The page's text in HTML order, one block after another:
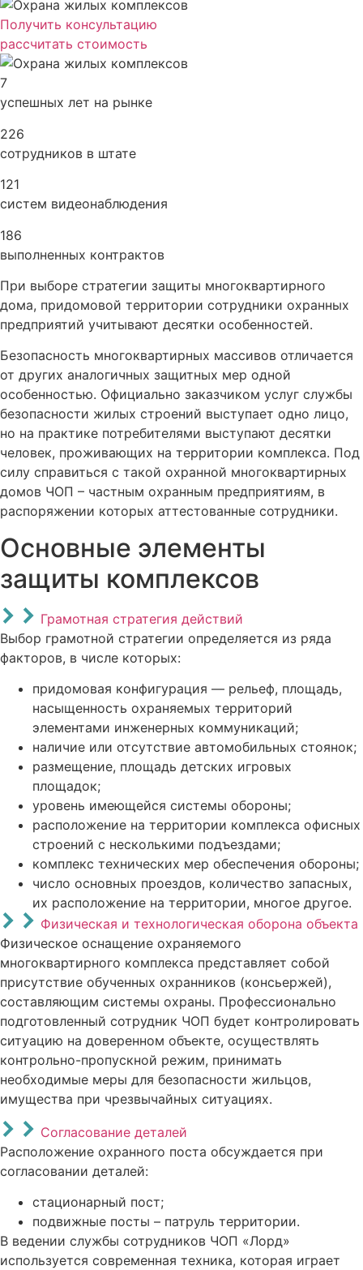
Получить консультацию
рассчитать стоимость
7
успешных лет на рынке
226
сотрудников в штате
121
систем видеонаблюдения
186
выполненных контрактов
При выборе стратегии защиты многоквартирного
дома, придомовой территории сотрудники охранных
предприятий учитывают десятки особенностей.
Безопасность многоквартирных массивов отличается
от других аналогичных защитных мер одной
особенностью. Официально заказчиком услуг службы
безопасности жилых строений выступает одно лицо,
но на практике потребителями выступают десятки
человек, проживающих на территории комплекса. Под
силу справиться с такой охранной многоквартирных
домов ЧОП – частным охранным предприятиям, в
распоряжении которых аттестованные сотрудники.
Основные элементы
защиты комплексов
Грамотная стратегия действий
Выбор грамотной стратегии определяется из ряда
факторов, в числе которых:
придомовая конфигурация — рельеф, площадь,
насыщенность охраняемых территорий
элементами инженерных коммуникаций;
наличие или отсутствие автомобильных стоянок;
размещение, площадь детских игровых
площадок;
уровень имеющейся системы обороны;
расположение на территории комплекса офисных
строений с несколькими подъездами;
комплекс технических мер обеспечения обороны;
число основных проездов, количество запасных,
их расположение на территории, многое другое.
Физическая и технологическая оборона объекта
Физическое оснащение охраняемого
многоквартирного комплекса представляет собой
присутствие обученных охранников (консьержей),
составляющим системы охраны. Профессионально
подготовленный сотрудник ЧОП будет контролировать
ситуацию на доверенном объекте, осуществлять
контрольно-пропускной режим, принимать
необходимые меры для безопасности жильцов,
имущества при чрезвычайных ситуациях.
Согласование деталей
Расположение охранного поста обсуждается при
согласовании деталей:
стационарный пост;
подвижные посты – патруль территории.
В ведении службы сотрудников ЧОП «Лорд»
используется современная техника, которая играет